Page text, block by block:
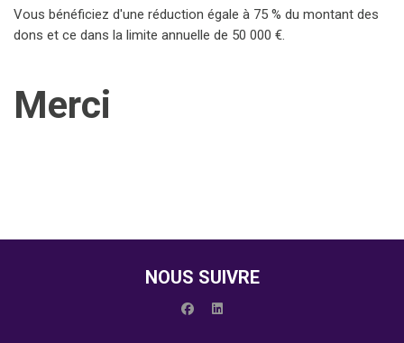
Vous bénéficiez d'une réduction égale à 75 % du montant des
dons et ce dans la limite annuelle de 50 000 €.
Merci
NOUS SUIVRE
facebooklinkedin